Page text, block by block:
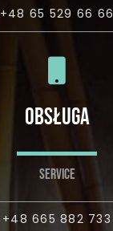
+48 65 529 66 66
OBSŁUGA
SERVICE
+48 665 882 733